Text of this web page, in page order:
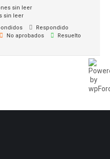
sin leer
sin leer
Respondido
No aprobados
Resuelto